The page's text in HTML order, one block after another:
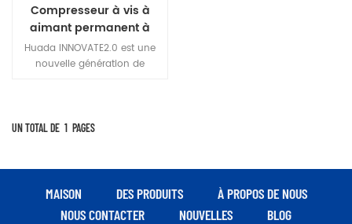
Compresseur à vis à
aimant permanent à
deux étages, série
Huada 2.0, 90kw,
Huada INNOVATE2.0 est une
nouvelle génération de
développé de manière
UN TOTAL DE 1 PAGES
MAISON DES PRODUITS
À PROPOS DE NOUS
NOUS CONTACTER
NOUVELLES
BLOG